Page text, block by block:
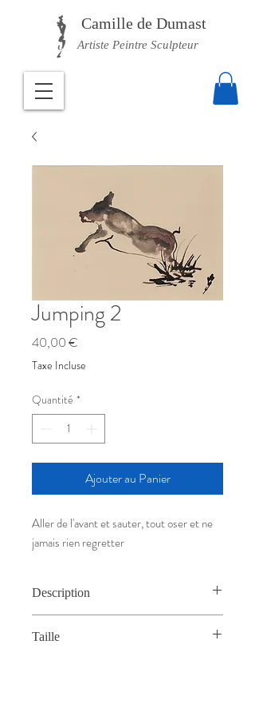
Camille de Dumast
Artiste Peintre Sculpteur
Jumping 2
40,00 €
Taxe Incluse
Quantité *
Ajouter au Panier
Aller de l'avant et sauter, tout oser et ne
jamais rien regretter
Description
Taille